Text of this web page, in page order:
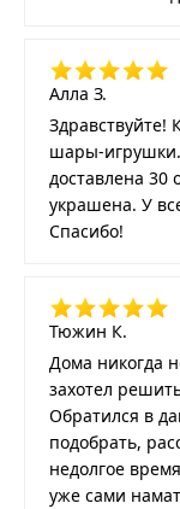
Алла З.
Здравствуйте!
шары-
доставлена 30
украшена. У
Спасибо!
Тюжин К.
Дома никогда
захотел
Обратился в
подобрать,
недолгое
уже сами